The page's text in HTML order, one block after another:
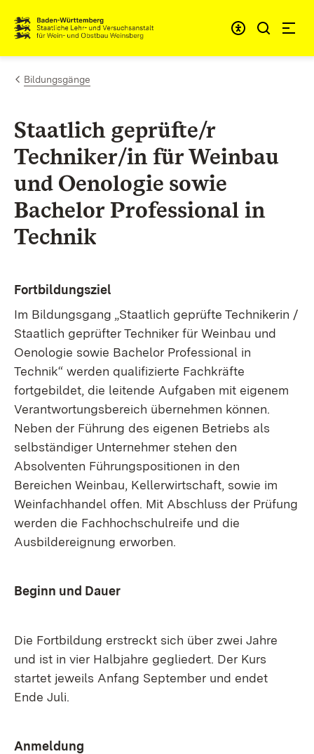
Zum Inhalt springen
Link zur Startseite
Bildungsgänge
Staatlich geprüfte/r
Techniker/in für Weinbau
und Oenologie sowie
Bachelor Professional in
Technik
Fortbildungsziel
Im Bildungsgang „Staatlich geprüfte Technikerin /
Staatlich geprüfter Techniker für Weinbau und
Oenologie sowie Bachelor Professional in
Technik“ werden qualifizierte Fachkräfte
fortgebildet, die leitende Aufgaben mit eigenem
Verantwortungsbereich übernehmen können.
Neben der Führung des eigenen Betriebs als
selbständiger Unternehmer stehen den
Absolventen Führungspositionen in den
Bereichen Weinbau, Kellerwirtschaft, sowie im
Weinfachhandel offen. Mit Abschluss der Prüfung
werden die Fachhochschulreife und die
Ausbildereignung erworben.
Beginn und Dauer
Die Fortbildung erstreckt sich über zwei Jahre
und ist in vier Halbjahre gegliedert. Der Kurs
startet jeweils Anfang September und endet
Ende Juli.
Anmeldung